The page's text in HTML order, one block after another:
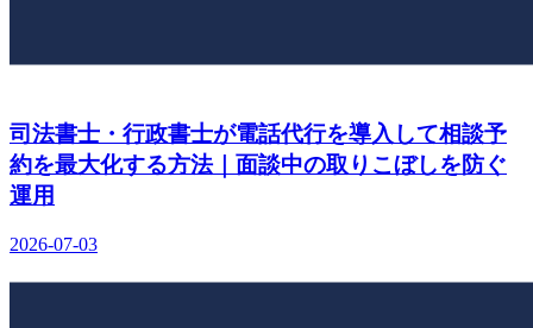
司法書士・行政書士が電話代行を導入して相談予
約を最大化する方法｜面談中の取りこぼしを防ぐ
運用
2026-07-03